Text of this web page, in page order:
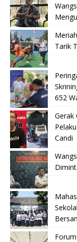
Tarik
652
Gerak
Candi